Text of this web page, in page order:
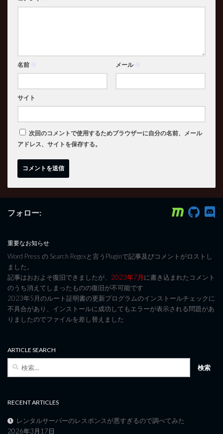
名前 ※ メール ※
サイト
次回のコメントで使用するためブラウザーに自分の名前、メール
アドレス、サイトを保存する。
フォロー:
重要なお知らせ
Word Press の Search Regexと言うPluginで記事及びコメントがロストし
ました。
記事はおおよそ復旧できましたが、 2023年7月に書き込まれたコメント
のうち消えてしまったものの復旧が不可能です
2023年5月のルート証明書の更新プログラムのインストールチェックに
不具合があり、インストールに成功してもエラーが表示される問題があ
りましたのでファイルを差し替えました
ARTICLE SEARCH
検
RECENT ARTICLES
レンタルサーバーのレスポンスが悪すぎるので調べてみた
2026年3月17日